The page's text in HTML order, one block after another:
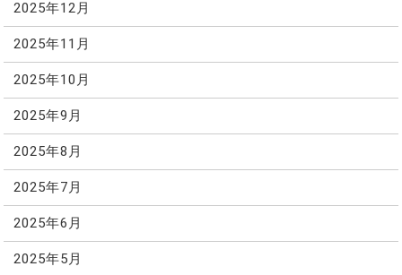
2025年12月
2025年11月
2025年10月
2025年9月
2025年8月
2025年7月
2025年6月
2025年5月